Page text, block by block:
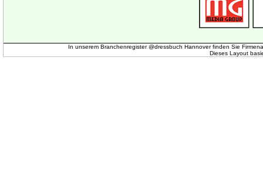
In unserem Branchenregister @dressbuch Hannover finden Sie
Dieses Layout